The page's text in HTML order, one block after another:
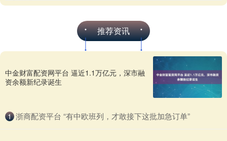
推荐资讯
中金财富配资网平台 逼近1.1万亿元，深市融
资余额新纪录诞生
1 ​浙商配资平台 “有中欧班列，才敢接下这批加急订单”